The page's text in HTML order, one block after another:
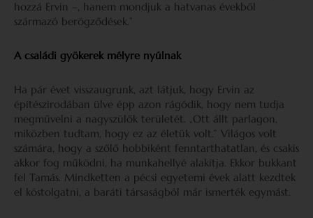
hozzá Ervin –, hanem mondjuk a hatvanas évekből
származó berögződések.”
A családi gyökerek mélyre nyúlnak
Ha pár évet visszaugrunk, azt látjuk, hogy Ervin az
építészirodában ülve épp azon rágódik, hogy nem tudja
megművelni a nagyszülők területét. „Ott állt parlagon,
miközben tudtam, hogy ez az életük volt.” Világos volt
számára, hogy a szőlő hobbiként fenntarthatatlan, és csakis
akkor fog működni, ha munkahellyé alakítja. Ekkor bukkant
fel Tamás. Mindketten a pécsi egyetemi évek alatt kezdtek
el kóstolgatni, a baráti társaságból már ismerték egymást.